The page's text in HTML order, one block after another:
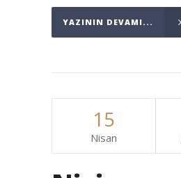
YAZININ DEVAMI...
15
Nisan